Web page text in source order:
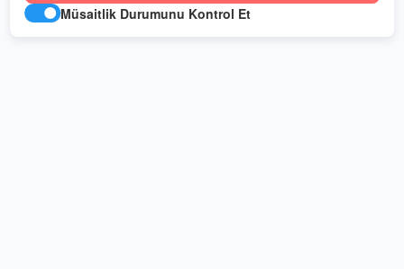
Müsaitlik Durumunu Kontrol Et